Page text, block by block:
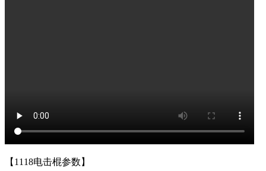
【1118电击棍参数】